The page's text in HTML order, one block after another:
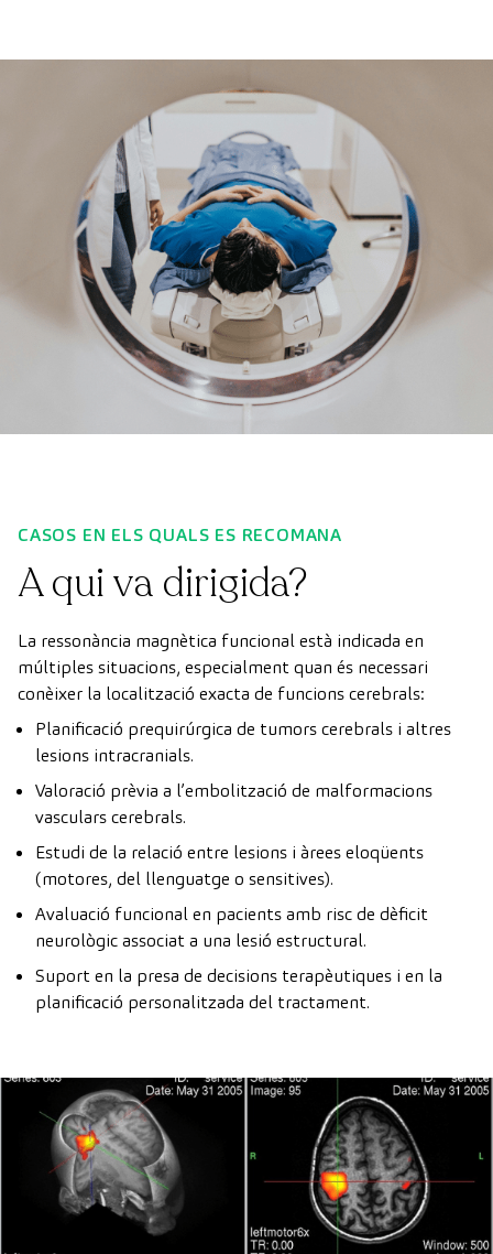
CASOS EN ELS QUALS ES RECOMANA
A qui va dirigida?
La ressonància magnètica funcional està indicada en
múltiples situacions, especialment quan és necessari
conèixer la localització exacta de funcions cerebrals:
Planificació prequirúrgica de tumors cerebrals i altres
lesions intracranials.
Valoració prèvia a l’embolització de malformacions
vasculars cerebrals.
Estudi de la relació entre lesions i àrees eloqüents
(motores, del llenguatge o sensitives).
Avaluació funcional en pacients amb risc de dèficit
neurològic associat a una lesió estructural.
Suport en la presa de decisions terapèutiques i en la
planificació personalitzada del tractament.